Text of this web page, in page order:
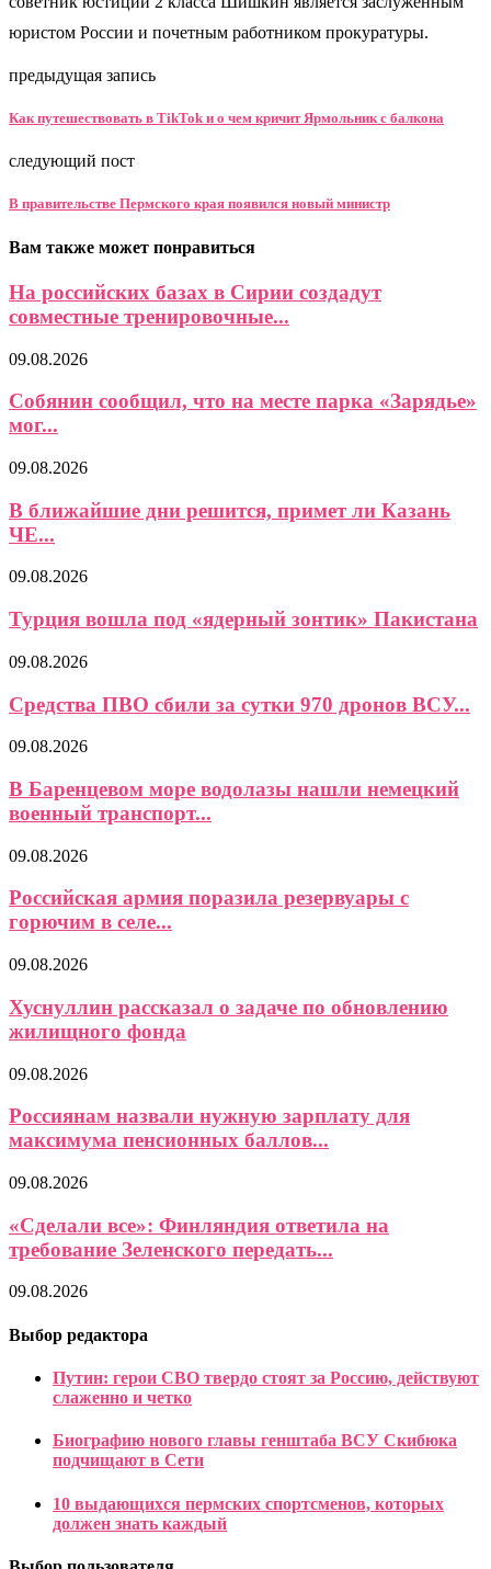
юристом России и почетным работником прокуратуры.
предыдущая запись
Как путешествовать в TikTok и о чем кричит Ярмольник с балкона
следующий пост
В правительстве Пермского края появился новый министр
Вам также может понравиться
На российских базах в Сирии создадут
совместные тренировочные...
09.08.2026
Собянин сообщил, что на месте парка «Зарядье»
мог...
09.08.2026
В ближайшие дни решится, примет ли Казань
ЧЕ...
09.08.2026
Турция вошла под «ядерный зонтик» Пакистана
09.08.2026
Средства ПВО сбили за сутки 970 дронов ВСУ...
09.08.2026
В Баренцевом море водолазы нашли немецкий
военный транспорт...
09.08.2026
Российская армия поразила резервуары с
горючим в селе...
09.08.2026
Хуснуллин рассказал о задаче по обновлению
жилищного фонда
09.08.2026
Россиянам назвали нужную зарплату для
максимума пенсионных баллов...
09.08.2026
«Сделали все»: Финляндия ответила на
требование Зеленского передать...
09.08.2026
Выбор редактора
Путин: герои СВО твердо стоят за Россию, действуют
слаженно и четко
Биографию нового главы генштаба ВСУ Скибюка
подчищают в Сети
10 выдающихся пермских спортсменов, которых
должен знать каждый